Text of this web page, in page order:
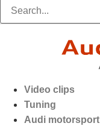
Video clips
Tuning
Audi motorsport